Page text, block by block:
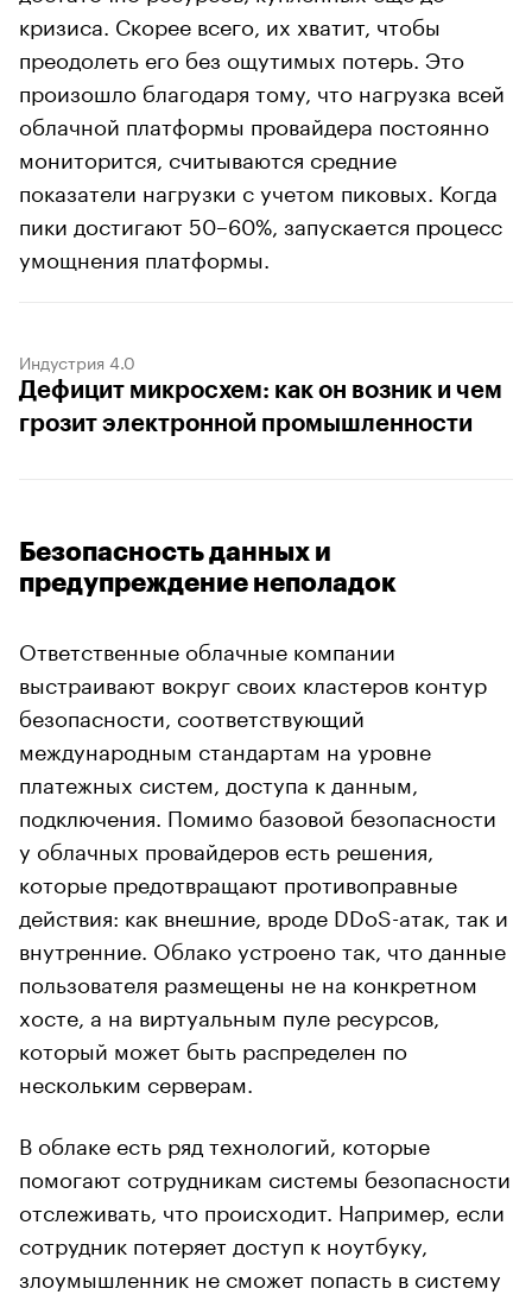
кризиса. Скорее всего, их хватит, чтобы
преодолеть его без ощутимых потерь. Это
произошло благодаря тому, что нагрузка всей
облачной платформы провайдера постоянно
мониторится, считываются средние
показатели нагрузки с учетом пиковых. Когда
пики достигают 50–60%, запускается процесс
умощнения платформы.
Индустрия 4.0
Дефицит микросхем: как он возник и чем
грозит электронной промышленности
Безопасность данных и
предупреждение неполадок
Ответственные облачные компании
выстраивают вокруг своих кластеров контур
безопасности, соответствующий
международным стандартам на уровне
платежных систем, доступа к данным,
подключения. Помимо базовой безопасности
у облачных провайдеров есть решения,
которые предотвращают противоправные
действия: как внешние, вроде DDoS-атак, так и
внутренние. Облако устроено так, что данные
пользователя размещены не на конкретном
хосте, а на виртуальным пуле ресурсов,
который может быть распределен по
нескольким серверам.
В облаке есть ряд технологий, которые
помогают сотрудникам системы безопасности
отслеживать, что происходит. Например, если
сотрудник потеряет доступ к ноутбуку,
злоумышленник не сможет попасть в систему